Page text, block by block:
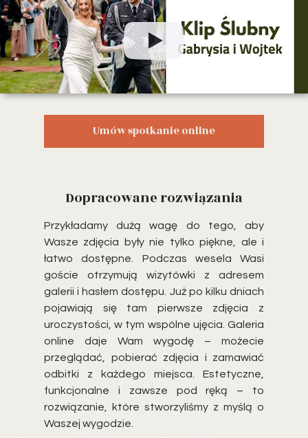
Umów spotkanie online
Dopracowane rozwiązania
Przykładamy dużą wagę do tego, aby
Wasze zdjęcia były nie tylko piękne, ale i
łatwo dostępne. Podczas wesela Wasi
goście otrzymują wizytówki z adresem
galerii i hasłem dostępu. Już po kilku dniach
pojawiają się tam pierwsze zdjęcia z
uroczystości, w tym wspólne ujęcia. Galeria
online daje Wam wygodę – możecie
przeglądać, pobierać zdjęcia i zamawiać
odbitki z każdego miejsca. Estetyczne,
funkcjonalne i zawsze pod ręką – to
rozwiązanie, które stworzyliśmy z myślą o
Waszej wygodzie.